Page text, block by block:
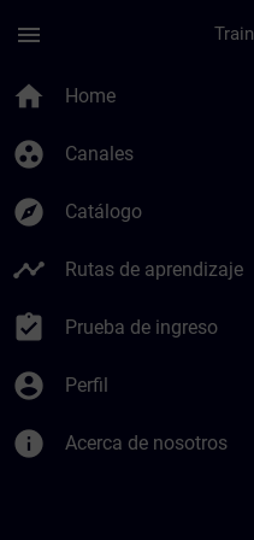
menu
home Home
group_work Canales
explore Catálogo
timeline Rutas de aprendizaje
assignment_turned_in Prueba de ingreso
account_circle Perfil
info Acerca de nosotros